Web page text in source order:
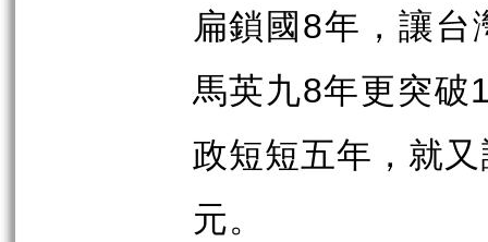
扁鎖國8年，讓台
馬英九8年更突破
政短短五年，就
元。